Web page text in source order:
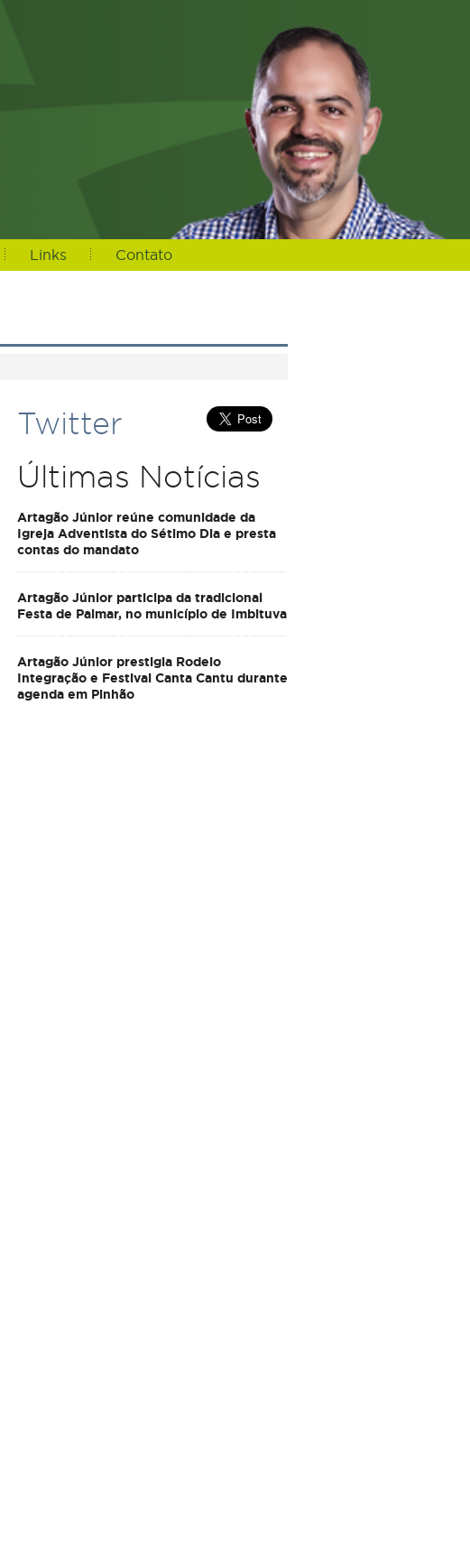
Links Contato
Twitter
Últimas Notícias
Artagão Júnior reúne comunidade da
Igreja Adventista do Sétimo Dia e presta
contas do mandato
Artagão Júnior participa da tradicional
Festa de Palmar, no município de Imbituva
Artagão Júnior prestigia Rodeio
Integração e Festival Canta Cantu durante
agenda em Pinhão